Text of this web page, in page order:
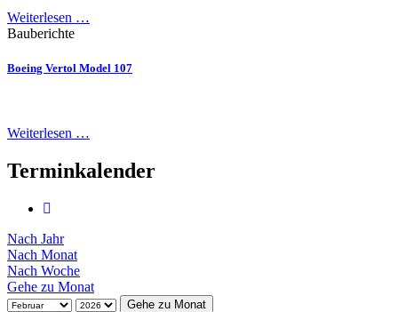
Weiterlesen …
Bauberichte
Boeing Vertol Model 107
Weiterlesen …
Terminkalender
Nach Jahr
Nach Monat
Nach Woche
Gehe zu Monat
Gehe zu Monat